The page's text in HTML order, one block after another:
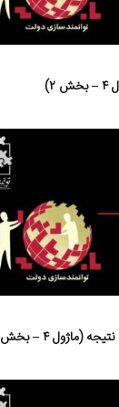
حرکت از تقلید به سوی حصول نتیجه (ماژول ۴ – بخش